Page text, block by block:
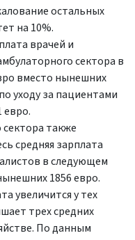
остальных
на 10%.
врачей и
сектора в
вместо нынешних
уходу за пациентами
евро.
также
средняя зарплата
в следующем
1856 евро.
увеличится у тех
трех средних
По данным